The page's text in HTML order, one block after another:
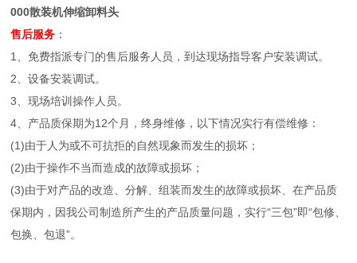
000散装机伸缩卸料头
售后服务 ：
1、免费指派专门的售后服务人员，到达现场指导客户安装调试。
2、设备安装调试。
3、现场培训操作人员。
4、产品质保期为12个月，终身维修，以下情况实行有偿维修：
(1)由于人为或不可抗拒的自然现象而发生的损坏；
(2)由于操作不当而造成的故障或损坏；
(3)由于对产品的改造、分解、组装而发生的故障或损坏、在产品质
保期内，因我公司制造所产生的产品质量问题，实行“三包”即“包修、
包换、包退”。